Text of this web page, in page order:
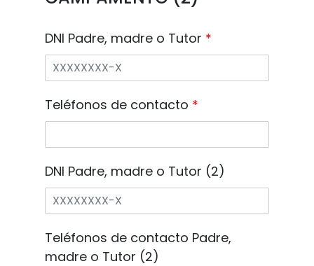
DNI Padre, madre o Tutor *
Teléfonos de contacto *
DNI Padre, madre o Tutor (2)
Teléfonos de contacto Padre,
madre o Tutor (2)